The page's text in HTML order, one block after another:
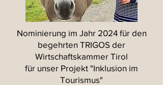
Nominierung im Jahr 2024 für den
begehrten TRIGOS der
Wirtschaftskammer Tirol
für unser Projekt "Inklusion im
Tourismus"